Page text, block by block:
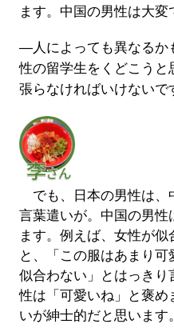
ます。中国の男性は大変
―人によっても異なるか
性の留学生をくどこう
張らなければいけないで
でも、日本の男性は、
言葉遣いが。中国の男性
ます。例えば、女性が
と、「この服はあまり
似合わない」とはっきり
性は「可愛いね」と褒め
いが紳士的だと思います。